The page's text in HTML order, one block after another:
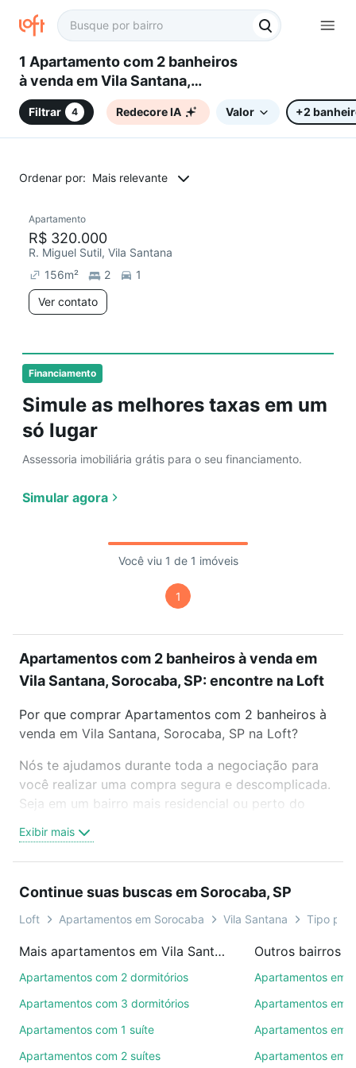
1 Apartamento com 2 banheiros
à venda em Vila Santana,
Sorocaba, SP
Filtrar 4 Redecore IA Valor +2
Ordenar por: Mais relevante
Financiamento
Simule as melhores taxas em um
só lugar
Assessoria imobiliária grátis para o seu financiamento.
Simular agora
Chegou há 5 dias
Apartamento
R$ 320.000
R. Miguel Sutil, Vila Santana
156m² 2
1
Ver contato
Você viu 1 de 1 imóveis
1
Apartamentos com 2 banheiros à venda em
Vila Santana, Sorocaba, SP: encontre na Loft
Por que comprar Apartamentos com 2 banheiros à
venda em Vila Santana, Sorocaba, SP na Loft?
Nós te ajudamos durante toda a negociação para
você realizar uma compra segura e descomplicada.
Seja em um bairro mais residencial ou perto do
oferta ideal de Apartamentos com 2 banheiros à
venda em Vila Santana, Sorocaba, SP para
ou por videochamada, é grátis, sem compromisso e
você ainda conta com mais de 46 mil corretores e
de imóveis.
Como escolher um imóvel?
ruas, bairros e até condomínios favoritos. Você
também pode usar os filtros como quantidade de
Exibir mais
Continue suas buscas em Sorocaba, SP
Loft Apartamentos em Sorocaba Vila Santana Tipo
Mais apartamentos em Vila Santana
Apartamentos com 2 dormitórios
Apartamentos com 3 dormitórios
Apartamentos com 1 suíte
Apartamentos com 2 suítes
Outros bairros
Apartamentos em
Apartamentos em
Apartamentos em
Apartamentos em